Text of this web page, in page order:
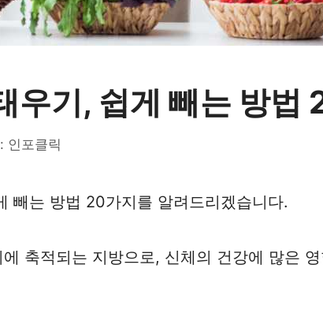
우기, 쉽게 빼는 방법
인포클릭
빼는 방법 20가지를 알려드리겠습니다.
축적되는 지방으로, 신체의 건강에 많은